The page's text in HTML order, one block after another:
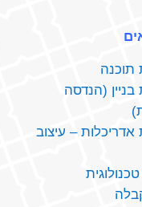
תוכנה
(הנדסה
– עיצוב